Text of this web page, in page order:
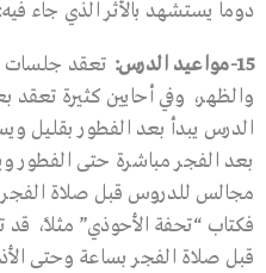
دوما يستشهد بالأثر الذي جاء
15- مواعيد الدرس: تعقد جلسات
والظهر، وفي أحايين كثيرة تعقد
الدرس يبدأ بعد الفطور بقليل
بعد الفجر مباشرة حتى
مجالس للدروس قبل صلاة الفجر
فكتاب “تحفة الأحوذي” مثلاً، قد
قبل صلاة الفجر بساعة وحتى